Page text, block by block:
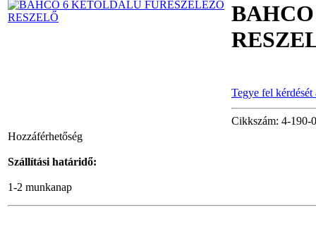
Tegye fel kérdését
Cikkszám: 4-190-
Hozzáférhetőség
Szállítási határidő:
1-2 munkanap
BAHCO Bitkészlet, 49
darabos